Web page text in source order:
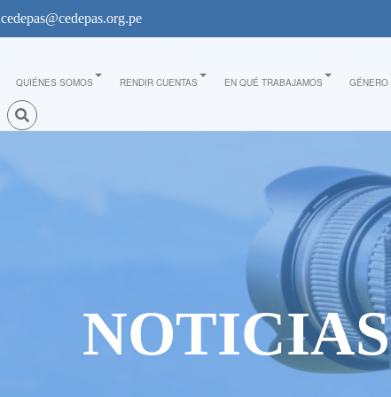
cedepas@cedepas.org.pe
QUIÉNES SOMOS RENDIR CUENTAS EN QUÉ TRABAJAMOS GÉNERO
NOTICIAS